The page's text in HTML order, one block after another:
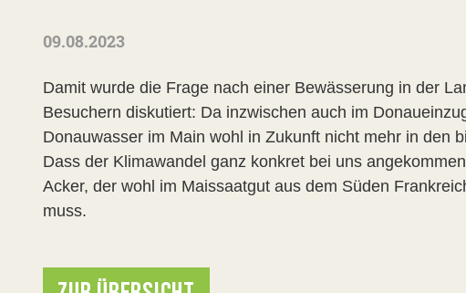
09.08.2023
Damit wurde die Frage nach einer Bewässerung in der
Besuchern diskutiert: Da inzwischen auch im
Donauwasser im Main wohl in Zukunft nicht mehr in den
Dass der Klimawandel ganz konkret bei uns
Acker, der wohl im Maissaatgut aus dem Süden
muss.